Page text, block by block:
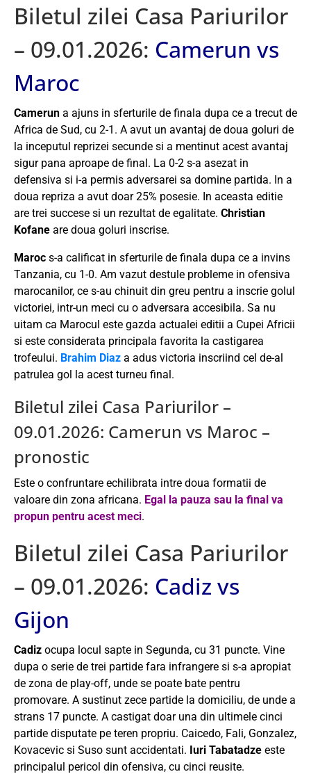
Biletul zilei Casa Pariurilor
– 09.01.2026: Camerun vs
Maroc
Camerun a ajuns in sferturile de finala dupa ce a trecut de
Africa de Sud, cu 2-1. A avut un avantaj de doua goluri de
la inceputul reprizei secunde si a mentinut acest avantaj
sigur pana aproape de final. La 0-2 s-a asezat in
defensiva si i-a permis adversarei sa domine partida. In a
doua repriza a avut doar 25% posesie. In aceasta editie
are trei succese si un rezultat de egalitate. Christian
Kofane are doua goluri inscrise.
Maroc s-a calificat in sferturile de finala dupa ce a invins
Tanzania, cu 1-0. Am vazut destule probleme in ofensiva
marocanilor, ce s-au chinuit din greu pentru a inscrie golul
victoriei, intr-un meci cu o adversara accesibila. Sa nu
uitam ca Marocul este gazda actualei editii a Cupei Africii
si este considerata principala favorita la castigarea
trofeului. Brahim Diaz a adus victoria inscriind cel de-al
patrulea gol la acest turneu final.
Biletul zilei Casa Pariurilor –
09.01.2026: Camerun vs Maroc –
pronostic
Este o confruntare echilibrata intre doua formatii de
valoare din zona africana. Egal la pauza sau la final va
propun pentru acest meci.
Biletul zilei Casa Pariurilor
– 09.01.2026: Cadiz vs
Gijon
Cadiz ocupa locul sapte in Segunda, cu 31 puncte. Vine
dupa o serie de trei partide fara infrangere si s-a apropiat
de zona de play-off, unde se poate bate pentru
promovare. A sustinut zece partide la domiciliu, de unde a
strans 17 puncte. A castigat doar una din ultimele cinci
partide disputate pe teren propriu. Caicedo, Fali, Gonzalez,
Kovacevic si Suso sunt accidentati. Iuri Tabatadze este
principalul pericol din ofensiva, cu cinci reusite.